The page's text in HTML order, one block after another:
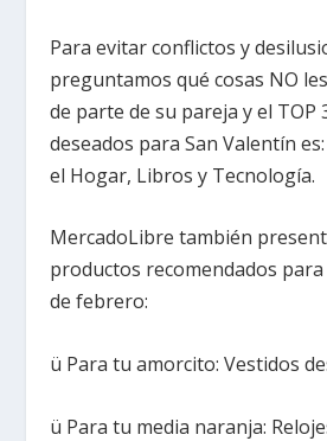
Para evitar conflictos y
preguntamos qué cosas NO
de parte de su pareja y el TOP
deseados para San Valentín
el Hogar, Libros y Tecnología.
MercadoLibre también
productos recomendados
de febrero:
ü Para tu amorcito: Vestidos
ü Para tu media naranja: